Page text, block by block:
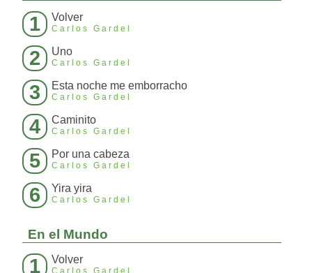
1 Volver
Carlos Gardel
2 Uno
Carlos Gardel
3 Esta noche me emborracho
Carlos Gardel
4 Caminito
Carlos Gardel
5 Por una cabeza
Carlos Gardel
6 Yira yira
Carlos Gardel
En el Mundo
1 Volver
Carlos Gardel